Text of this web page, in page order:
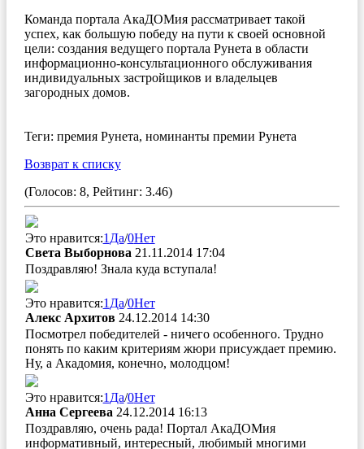
Команда портала АкаДОМия рассматривает такой
успех, как большую победу на пути к своей основной
цели: создания ведущего портала Рунета в области
информационно-консультационного обслуживания
индивидуальных застройщиков и владельцев
загородных домов.
Теги: премия Рунета, номинанты премии Рунета
Возврат к списку
(Голосов: 8, Рейтинг: 3.46)
Это нравится:1Да/0Нет
Света Выборнова 21.11.2014 17:04
Поздравляю! Знала куда вступала!
Это нравится:1Да/0Нет
Алекс Архитов 24.12.2014 14:30
Посмотрел победителей - ничего особенного. Трудно
понять по каким критериям жюри присуждает премию.
Ну, а Акадомия, конечно, молодцом!
Это нравится:1Да/0Нет
Анна Сергеева 24.12.2014 16:13
Поздравляю, очень рада! Портал АкаДОМия
информативный, интересный, любимый многими